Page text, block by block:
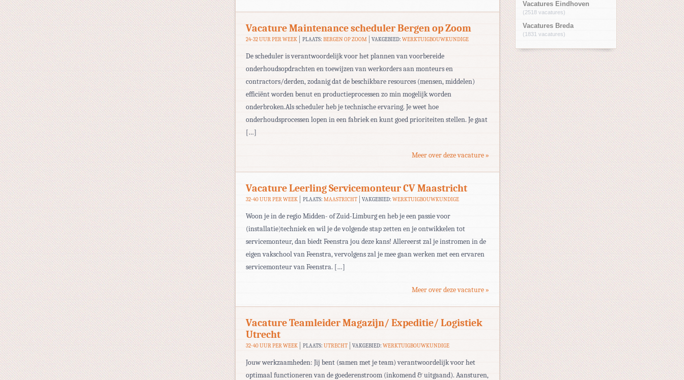
Vacature Maintenance scheduler Bergen op Zoom
24-32 UUR PER WEEK PLAATS: BERGEN OP ZOOM VAKGEBIED:WERKTUIGBOUWKUNDIGE
De scheduler is verantwoordelijk voor het plannen van voorbereide
onderhoudsopdrachten en toewijzen van werkorders aan monteurs en
contractors/derden, zodanig dat de beschikbare resources (mensen, middelen)
efficiënt worden benut en productieprocessen zo min mogelijk worden
onderbroken.Als scheduler heb je technische ervaring. Je weet hoe
onderhoudsprocessen lopen in een fabriek en kunt goed prioriteiten stellen. Je gaat
[…]
Meer over deze vacature »
Vacature Leerling Servicemonteur CV Maastricht
32-40 UUR PER WEEK PLAATS: MAASTRICHT VAKGEBIED:WERKTUIGBOUWKUNDIGE
Woon je in de regio Midden- of Zuid-Limburg en heb je een passie voor
(installatie)techniek en wil je de volgende stap zetten en je ontwikkelen tot
servicemonteur, dan biedt Feenstra jou deze kans! Allereerst zal je instromen in de
eigen vakschool van Feenstra, vervolgens zal je mee gaan werken met een ervaren
servicemonteur van Feenstra. […]
Meer over deze vacature »
Vacature Teamleider Magazijn/ Expeditie/ Logistiek
Utrecht
32-40 UUR PER WEEK PLAATS: UTRECHT VAKGEBIED:WERKTUIGBOUWKUNDIGE
Jouw werkzaamheden: Jij bent (samen met je team) verantwoordelijk voor het
optimaal functioneren van de goederenstroom (inkomend & uitgaand). Aansturen,
Vacatures Eindhoven
(2518 vacatures)
Vacatures Breda
(1831 vacatures)